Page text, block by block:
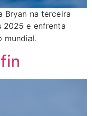
Bryan na terceira
2025 e enfrenta
mundial.